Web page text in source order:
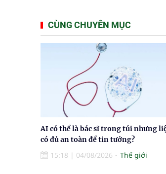
CÙNG CHUYÊN MỤC
AI có thể là bác sĩ trong túi nhưng
có đủ an toàn để tin tưởng?
15:18 | 04/08/2026 Thế giới